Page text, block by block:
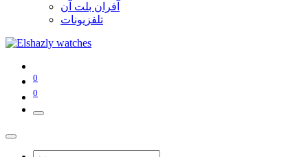
آفران بلت آن
تلفزيونات
0
0